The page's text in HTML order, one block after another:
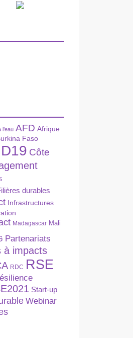
AFD Afrique
Faso
Côte
durables
Infrastructures
Madagascar Mali
Partenariats
à impacts
RDC RSE
Start-up
Webinar